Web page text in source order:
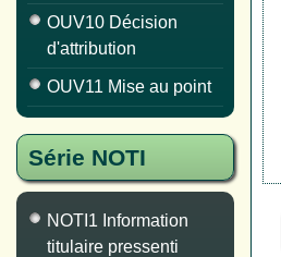
OUV10 Décision
d'attribution
OUV11 Mise au point
Série NOTI
NOTI1 Information
titulaire pressenti